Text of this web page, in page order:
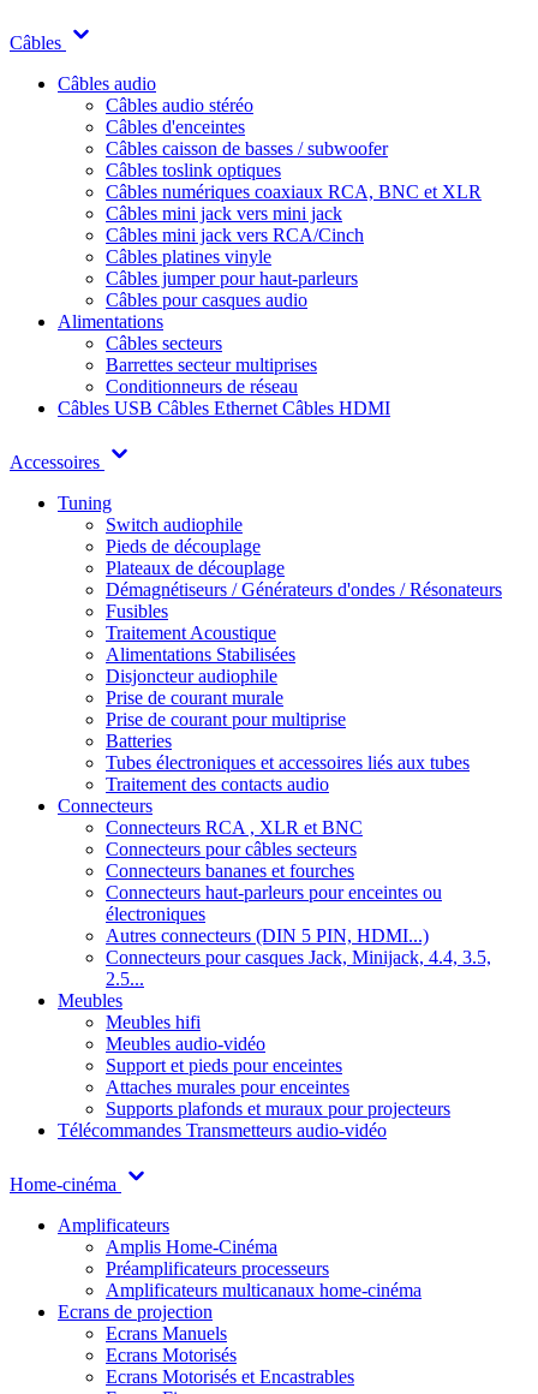
Câbles
Câbles audio
Câbles audio stéréo
Câbles d'enceintes
Câbles caisson de basses / subwoofer
Câbles toslink optiques
Câbles numériques coaxiaux RCA, BNC et XLR
Câbles mini jack vers mini jack
Câbles mini jack vers RCA/Cinch
Câbles platines vinyle
Câbles jumper pour haut-parleurs
Câbles pour casques audio
Alimentations
Câbles secteurs
Barrettes secteur multiprises
Conditionneurs de réseau
Câbles USB Câbles Ethernet Câbles HDMI
Accessoires
Tuning
Switch audiophile
Pieds de découplage
Plateaux de découplage
Démagnétiseurs / Générateurs d'ondes / Résonateurs
Fusibles
Traitement Acoustique
Alimentations Stabilisées
Disjoncteur audiophile
Prise de courant murale
Prise de courant pour multiprise
Batteries
Tubes électroniques et accessoires liés aux tubes
Traitement des contacts audio
Connecteurs
Connecteurs RCA , XLR et BNC
Connecteurs pour câbles secteurs
Connecteurs bananes et fourches
Connecteurs haut-parleurs pour enceintes ou
électroniques
Autres connecteurs (DIN 5 PIN, HDMI...)
Connecteurs pour casques Jack, Minijack, 4.4, 3.5,
2.5...
Meubles
Meubles hifi
Meubles audio-vidéo
Support et pieds pour enceintes
Attaches murales pour enceintes
Supports plafonds et muraux pour projecteurs
Télécommandes Transmetteurs audio-vidéo
Home-cinéma
Amplificateurs
Amplis Home-Cinéma
Préamplificateurs processeurs
Amplificateurs multicanaux home-cinéma
Ecrans de projection
Ecrans Manuels
Ecrans Motorisés
Ecrans Motorisés et Encastrables